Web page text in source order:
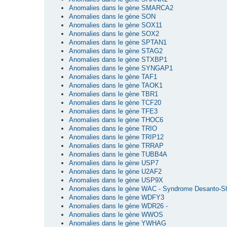
Anomalies dans le gène SMARCA2
Anomalies dans le gène SON
Anomalies dans le gène SOX11
Anomalies dans le gène SOX2
Anomalies dans le gène SPTAN1
Anomalies dans le gène STAG2
Anomalies dans le gène STXBP1
Anomalies dans le gène SYNGAP1
Anomalies dans le gène TAF1
Anomalies dans le gène TAOK1
Anomalies dans le gène TBR1
Anomalies dans le gène TCF20
Anomalies dans le gène TFE3
Anomalies dans le gène THOC6
Anomalies dans le gène TRIO
Anomalies dans le gène TRIP12
Anomalies dans le gène TRRAP
Anomalies dans le gène TUBB4A
Anomalies dans le gène USP7
Anomalies dans le gène U2AF2
Anomalies dans le gène USP9X
Anomalies dans le gène WAC - Syndrome Desanto-
Anomalies dans le gène WDFY3
Anomalies dans le gène WDR26 -
Anomalies dans le gène WWOS
Anomalies dans le gène YWHAG